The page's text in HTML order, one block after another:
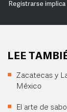
Registrarse
LEE
Zacatecas y
México
El arte de